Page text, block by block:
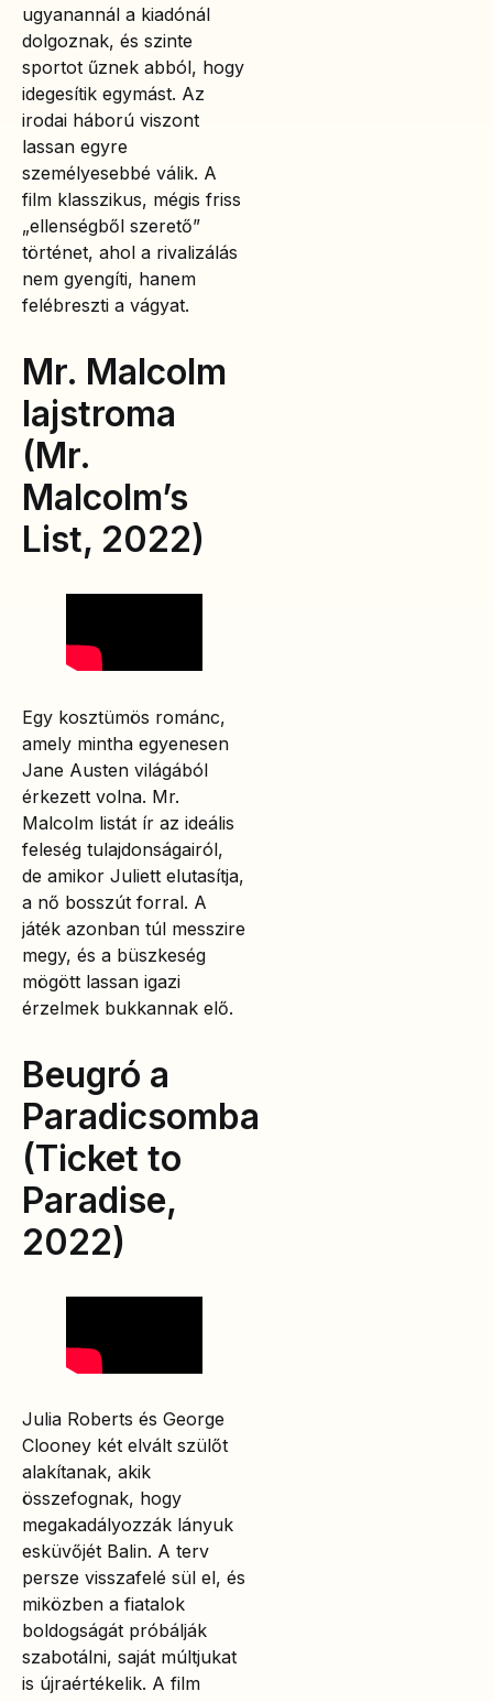
ugyanannál a kiadónál
dolgoznak, és szinte
sportot űznek abból, hogy
idegesítik egymást. Az
irodai háború viszont
lassan egyre
személyesebbé válik. A
film klasszikus, mégis friss
„ellenségből szerető”
történet, ahol a rivalizálás
nem gyengíti, hanem
felébreszti a vágyat.
Mr. Malcolm
lajstroma
(Mr.
Malcolm’s
List, 2022)
Egy kosztümös románc,
amely mintha egyenesen
Jane Austen világából
érkezett volna. Mr.
Malcolm listát ír az ideális
feleség tulajdonságairól,
de amikor Juliett elutasítja,
a nő bosszút forral. A
játék azonban túl messzire
megy, és a büszkeség
mögött lassan igazi
érzelmek bukkannak elő.
Beugró a
Paradicsomba
(Ticket to
Paradise,
2022)
Julia Roberts és George
Clooney két elvált szülőt
alakítanak, akik
összefognak, hogy
megakadályozzák lányuk
esküvőjét Balin. A terv
persze visszafelé sül el, és
miközben a fiatalok
boldogságát próbálják
szabotálni, saját múltjukat
is újraértékelik. A film